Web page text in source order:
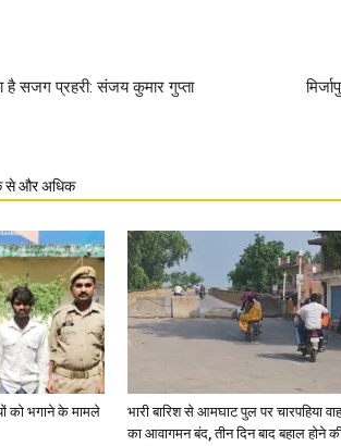
सजग प्रहरी: संजय कुमार गुप्ता
और अधिक
को भगाने के मामले
भारी बारिश से आमघाट पुल पर चारपहिया
का आवागमन बंद, तीन दिन बाद बहाल होने